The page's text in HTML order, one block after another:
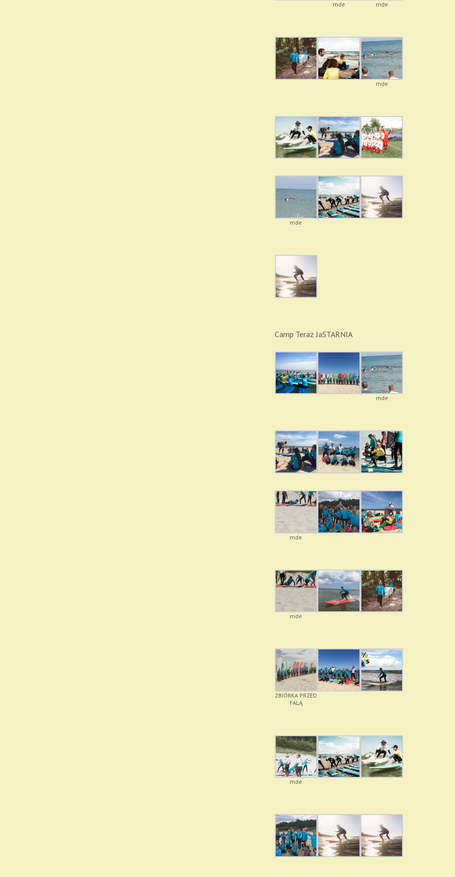
mde mde
mde
mde
Camp Teraz JaSTARNIA
mde
mde
mde
ZBIÓRKA PRZED
FALĄ
mde